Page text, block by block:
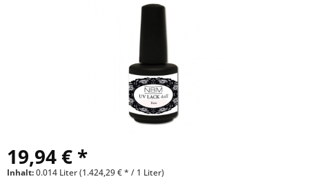
19,94 € *
Inhalt:0.014 Liter (1.424,29 € * / 1 Liter)